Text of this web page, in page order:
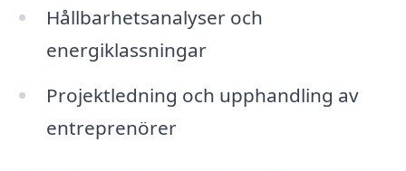
Hållbarhetsanalyser och
energiklassningar
Projektledning och upphandling av
entreprenörer